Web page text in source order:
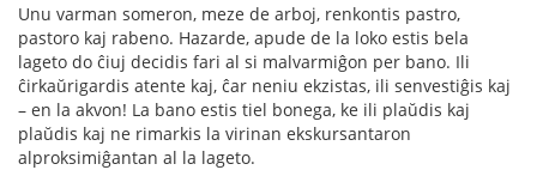
Unu varman someron, meze de arboj, renkontis pastro,
pastoro kaj rabeno. Hazarde, apude de la loko estis bela
lageto do ĉiuj decidis fari al si malvarmiĝon per bano. Ili
ĉirkaŭrigardis atente kaj, ĉar neniu ekzistas, ili senvestiĝis kaj
– en la akvon! La bano estis tiel bonega, ke ili plaŭdis kaj
plaŭdis kaj ne rimarkis la virinan ekskursantaron
alproksimiĝantan al la lageto.